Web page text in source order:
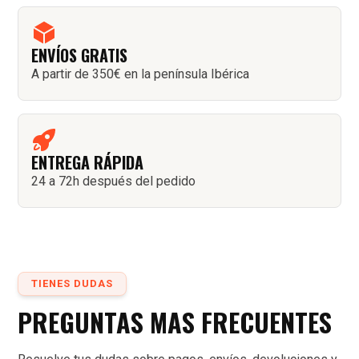
ENVÍOS GRATIS
A partir de 350€ en la península Ibérica
ENTREGA RÁPIDA
24 a 72h después del pedido
TIENES DUDAS
PREGUNTAS MAS FRECUENTES